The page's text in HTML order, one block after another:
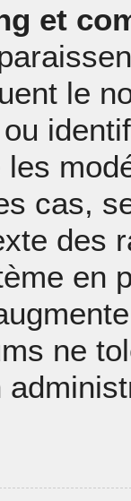
et
le
cas,
des
en
ne